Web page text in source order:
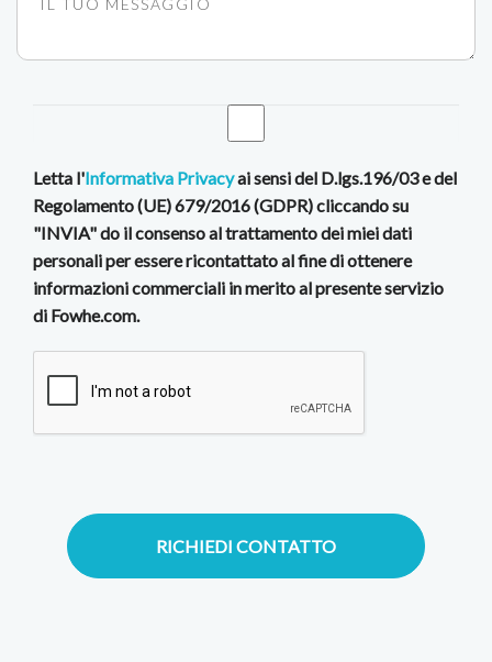
Letta l'Informativa Privacyai sensi del D.lgs.196/03 e del
Regolamento (UE) 679/2016 (GDPR) cliccando su
"INVIA" do il consenso al trattamento dei miei dati
personali per essere ricontattato al fine di ottenere
informazioni commerciali in merito al presente servizio
di Fowhe.com.
RICHIEDI CONTATTO